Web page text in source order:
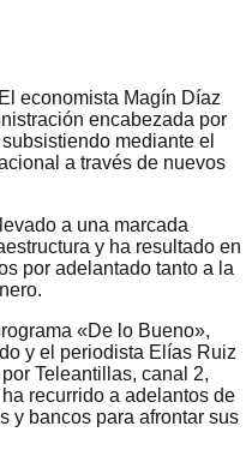
economista Magín Díaz
encabezada por
mediante el
a través de nuevos
a una marcada
y ha resultado en
por adelantado tanto a la
«De lo Bueno»,
y el periodista Elías Ruiz
Teleantillas, canal 2,
recurrido a adelantos de
y bancos para afrontar sus